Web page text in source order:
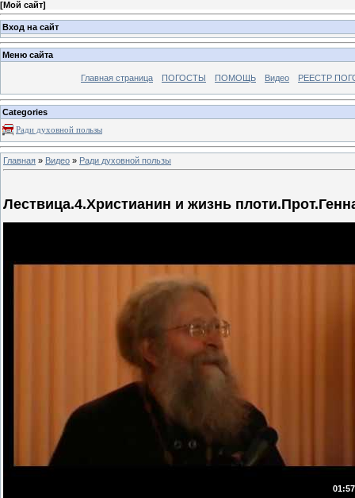
[Мой сайт]
Вход на сайт
Меню сайта
Главная страница ПОГОСТЫ ПОМОЩЬ Видео РЕЕСТР
Categories
Ради духовной пользы
Главная » Видео » Ради духовной пользы
Лествица.4.Христианин и жизнь